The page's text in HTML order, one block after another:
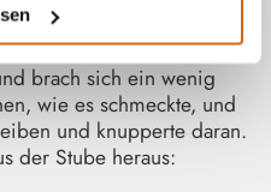
vom Dach essen,
essen, das schmeckt süß.«
brach sich ein wenig
wie es schmeckte, und
und knupperte daran.
der Stube heraus: